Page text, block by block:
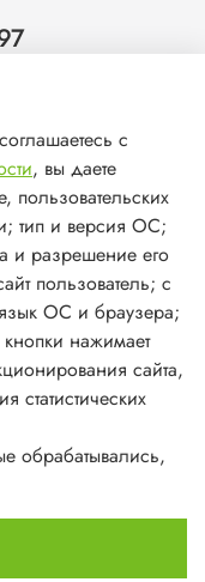
с
, вы даете
пользовательских
тип и версия ОС;
и разрешение его
пользователь; с
ОС и браузера;
кнопки нажимает
сайта,
статистических
обрабатывались,